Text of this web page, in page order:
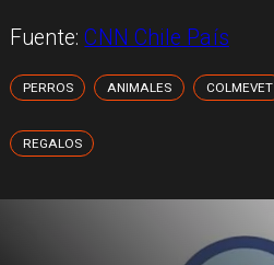
Fuente:CNN Chile País
PERROS ANIMALES COLMEVET
REGALOS